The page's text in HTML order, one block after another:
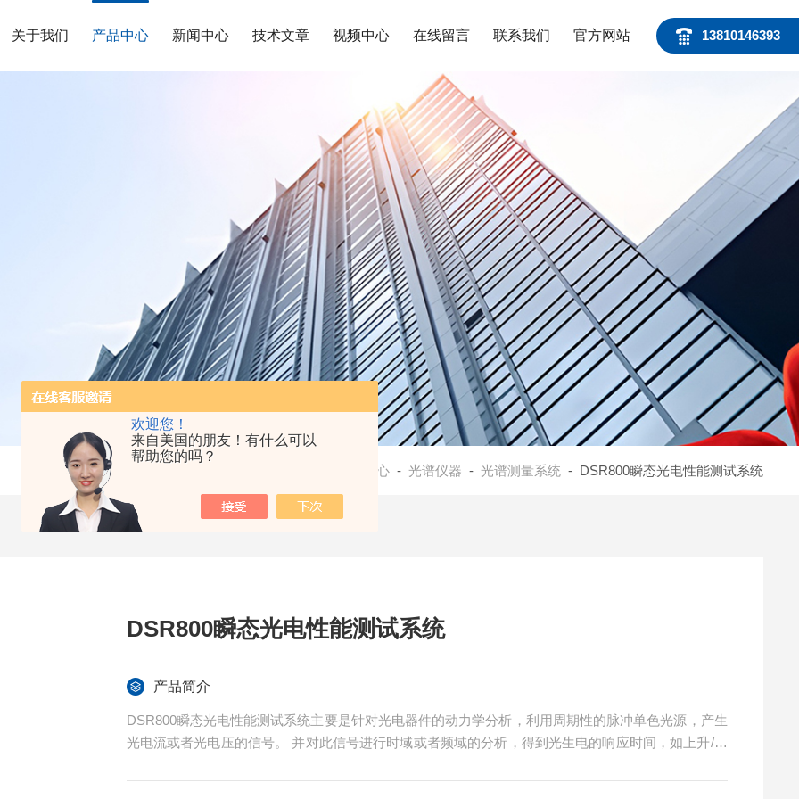
欢迎您！
来自美国的朋友！有什么可以
帮助您的吗？
13810146393
关于我们 产品中心 新闻中心 技术文章 视频中心 在线留言 联系我们 官方网站
产品中心- 光谱仪器 - 光谱测量系统 - DSR800瞬态光电性能测试系统
DSR800瞬态光电性能测试系统
产品简介
DSR800瞬态光电性能测试系统主要是针对光电器件的动力学分析，利用周期性的脉冲单色光源，产生
光电流或者光电压的信号。 并对此信号进行时域或者频域的分析，得到光生电的响应时间，如上升/下